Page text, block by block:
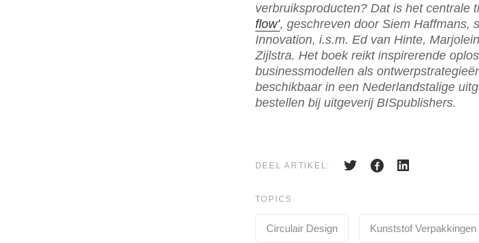
verbruiksproducten? Dat is het centrale
flow’, geschreven door Siem Haffmans,
Innovation, i.s.m. Ed van Hinte,
Zijlstra. Het boek reikt inspirerende
businessmodellen als
beschikbaar in een Nederlandstalige
bestellen bij uitgeverij BISpublishers.
DEEL ARTIKEL:
TOPICS
Circulair Design Kunststof Verpakkingen